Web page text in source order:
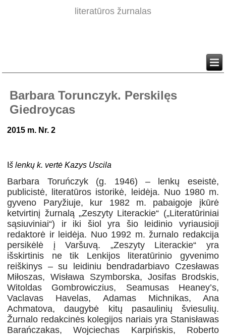
literatūros žurnalas
Barbara Torunczyk. Perskilęs
Giedroycas
2015 m. Nr. 2
Iš lenkų k. vertė Kazys Uscila
Barbara Toruńczyk (g. 1946) – lenkų eseistė,
publicistė, literatūros istorikė, leidėja. Nuo 1980 m.
gyveno Paryžiuje, kur 1982 m. pabaigoje įkūrė
ketvirtinį žurnalą „Zeszyty Literackie“ („Literatūriniai
sąsiuviniai“) ir iki šiol yra šio leidinio vyriausioji
redaktorė ir leidėja. Nuo 1992 m. žurnalo redakcija
persikėlė į Varšuvą. „Zeszyty Literackie“ yra
išskirtinis ne tik Lenkijos literatūrinio gyvenimo
reiškinys – su leidiniu bendradarbiavo Czesławas
Miłoszas, Wisława Szymborska, Josifas Brodskis,
Witoldas Gombrowiczius, Seamusas Heaney’s,
Vaclavas Havelas, Adamas Michnikas, Ana
Achmatova, daugybė kitų pasaulinių šviesulių.
Žurnalo redakcinės kolegijos nariais yra Stanisławas
Barańczakas, Wojciechas Karpińskis, Roberto